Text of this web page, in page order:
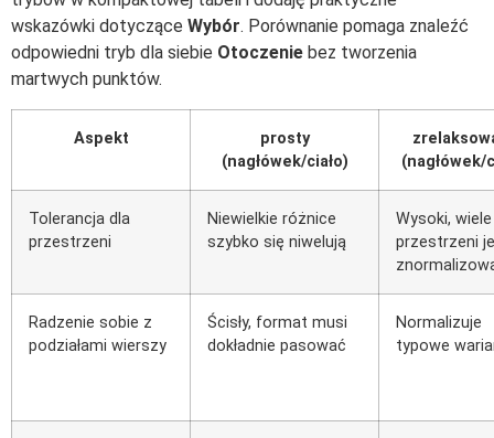
wskazówki dotyczące Wybór. Porównanie pomaga znaleźć
odpowiedni tryb dla siebie Otoczenie bez tworzenia
martwych punktów.
Aspekt
prosty
(nagłówek/ciało)
(nagłówek/
Tolerancja dla
przestrzeni
Niewielkie różnice
szybko się niwelują
Wysoki, wiele
przestrzeni
Radzenie sobie z
podziałami wierszy
Ścisły, format musi
dokładnie pasować
Normalizuje
typowe